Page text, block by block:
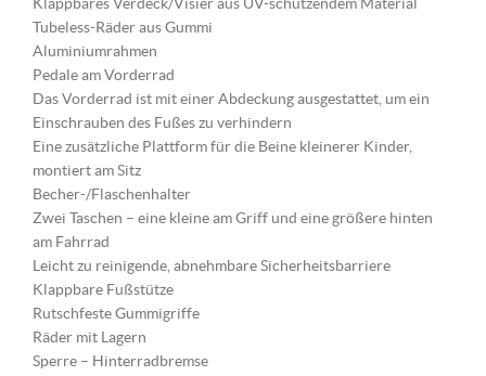
Tubeless-Räder aus Gummi
Aluminiumrahmen
Pedale am Vorderrad
Das Vorderrad ist mit einer Abdeckung ausgestattet, um ein
Einschrauben des Fußes zu verhindern
Eine zusätzliche Plattform für die Beine kleinerer Kinder,
montiert am Sitz
Becher-/Flaschenhalter
Zwei Taschen – eine kleine am Griff und eine größere hinten
am Fahrrad
Leicht zu reinigende, abnehmbare Sicherheitsbarriere
Klappbare Fußstütze
Rutschfeste Gummigriffe
Räder mit Lagern
Sperre – Hinterradbremse